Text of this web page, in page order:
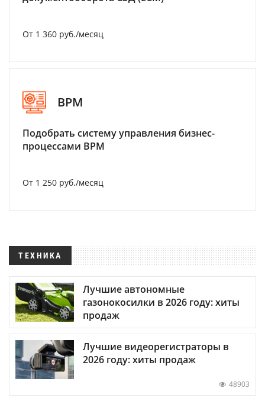
От 1 360 руб./месяц
BPM
Подобрать систему управления бизнес-
процессами BPM
От 1 250 руб./месяц
ТЕХНИКА
Лучшие автономные
газонокосилки в 2026 году: хиты
продаж
Лучшие видеорегистраторы в
2026 году: хиты продаж
48903